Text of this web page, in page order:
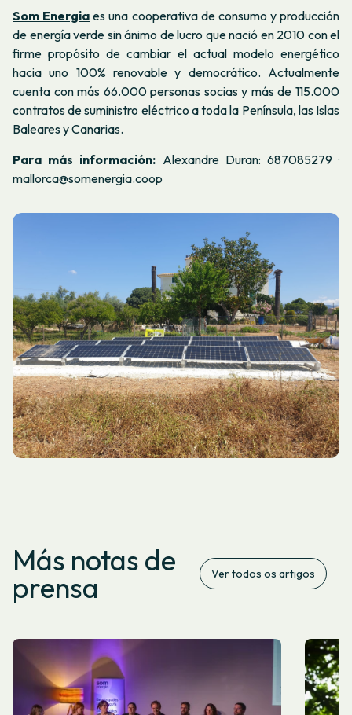
Som Energia es una cooperativa de consumo y producción
de energía verde sin ánimo de lucro que nació en 2010 con el
firme propósito de cambiar el actual modelo energético
hacia uno 100% renovable y democrático. Actualmente
cuenta con más 66.000 personas socias y más de 115.000
contratos de suministro eléctrico a toda la Península, las Islas
Baleares y Canarias.
Para más información: Alexandre Duran: 687085279 ·
mallorca@somenergia.coop
Más notas de
prensa Ver todos os artigos